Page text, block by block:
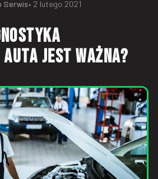
Serwis• 2 lutego 2021
jest ważna?